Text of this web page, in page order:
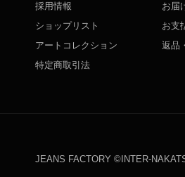
採用情報
ショップリスト
アートコレクション
特定商取引法
お届
お支
返品
JEANS FACTORY ©INTER-